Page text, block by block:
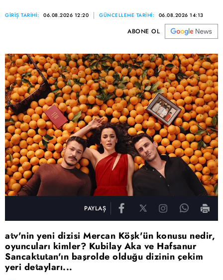
GİRİŞ TARİHİ: 06.08.2026 12:20 GÜNCELLEME TARİHİ: 06.08.2026 14:13
ABONE OL
PAYLAŞ
atv'nin yeni dizisi Mercan Köşk'ün konusu nedir,
oyuncuları kimler? Kubilay Aka ve Hafsanur
Sancaktutan'ın başrolde olduğu dizinin çekim
yeri detayları...